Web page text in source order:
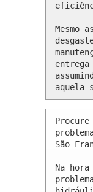
Mesmo
aquela
São
Na